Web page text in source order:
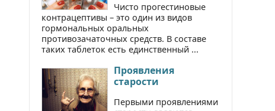
Чисто прогестиновые
контрацептивы – это один из видов
гормональных оральных
противозачаточных средств. В составе
таких таблеток есть единственный ...
Проявления
старости
Первыми проявлениями